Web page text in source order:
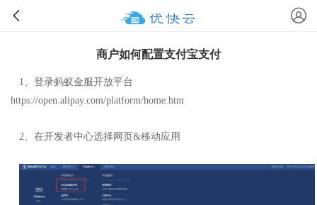
商户如何配置支付宝支付
1、登录蚂蚁金服开放平台
https://open.alipay.com/platform/home.htm
2、在开发者中心选择网页&移动应用